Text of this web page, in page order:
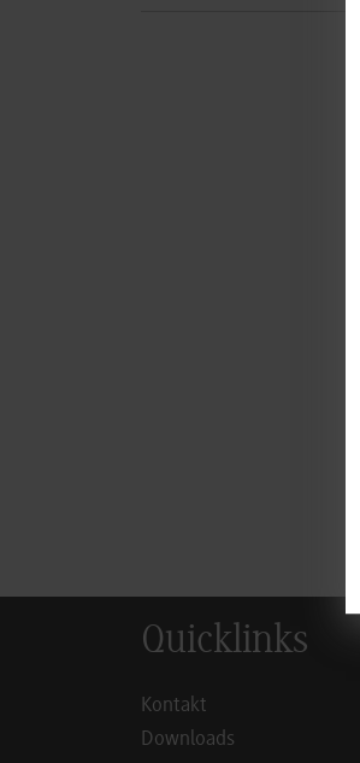
Quicklinks
Kontakt
Downloads